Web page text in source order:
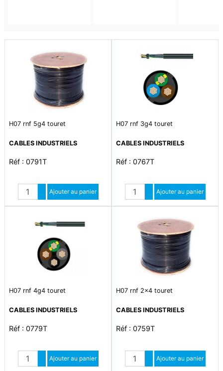
H07 rnf 5g4 touret
CABLES INDUSTRIELS
Réf : 0791T
Quantité
Augmenter quantité
Diminuer quantité
Ajouter au panier
H07 rnf 3g4 touret
CABLES INDUSTRIELS
Réf : 0767T
Quantité
Augmenter quantité
Diminuer quantité
Ajouter au panier
H07 rnf 4g4 touret
CABLES INDUSTRIELS
Réf : 0779T
Quantité
Augmenter quantité
Diminuer quantité
Ajouter au panier
H07 rnf 2x4 touret
CABLES INDUSTRIELS
Réf : 0759T
Quantité
Augmenter quantité
Diminuer quantité
Ajouter au panier